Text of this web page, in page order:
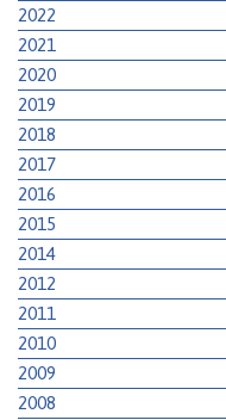
2022
2021
2020
2019
2018
2017
2016
2015
2014
2012
2011
2010
2009
2008